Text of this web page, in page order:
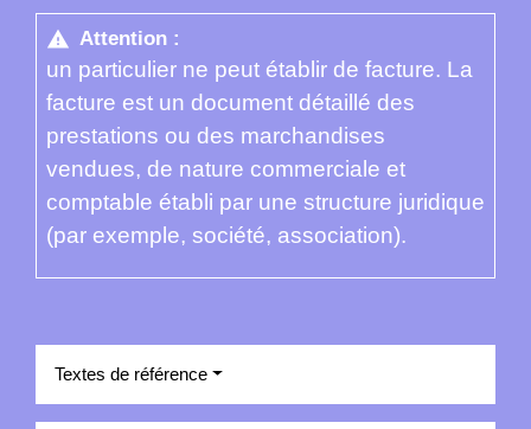
warning Attention :
un particulier ne peut établir de facture. La
facture est un document détaillé des
prestations ou des marchandises
vendues, de nature commerciale et
comptable établi par une structure juridique
(par exemple, société, association).
Textes de référence